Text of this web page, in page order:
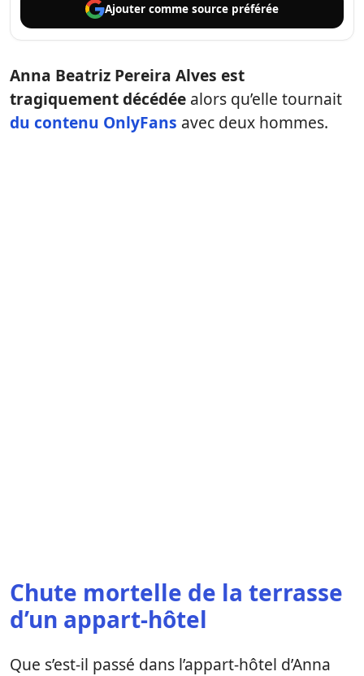
Ajouter comme source préférée
Anna Beatriz Pereira Alves est
tragiquement décédée alors qu’elle tournait
du contenu OnlyFans avec deux hommes.
Chute mortelle de la terrasse
d’un appart-hôtel
Que s’est-il passé dans l’appart-hôtel d’Anna